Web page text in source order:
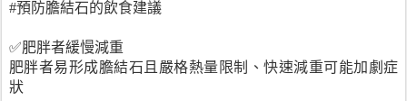
#預防膽結石的飲食建議
✅肥胖者緩慢減重
肥胖者易形成膽結石且嚴格熱量限制、快速減重可能加劇症
狀